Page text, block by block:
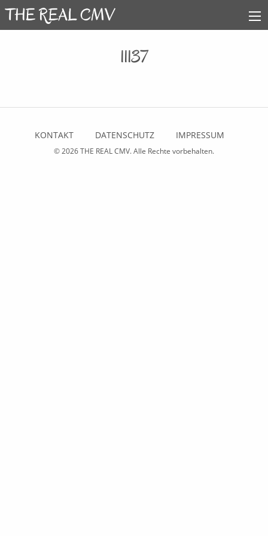
11137
KONTAKT DATENSCHUTZ IMPRESSUM
© 2026THE REAL CMV. Alle Rechte vorbehalten.